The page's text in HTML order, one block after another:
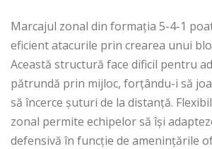
Marcajul zonal din formația 5-4-1
eficient atacurile prin crearea unui
Această structură face dificil pentru
pătrundă prin mijloc, forțându-i să
să încerce șuturi de la distanță.
zonal permite echipelor să își
defensivă în funcție de amenințările